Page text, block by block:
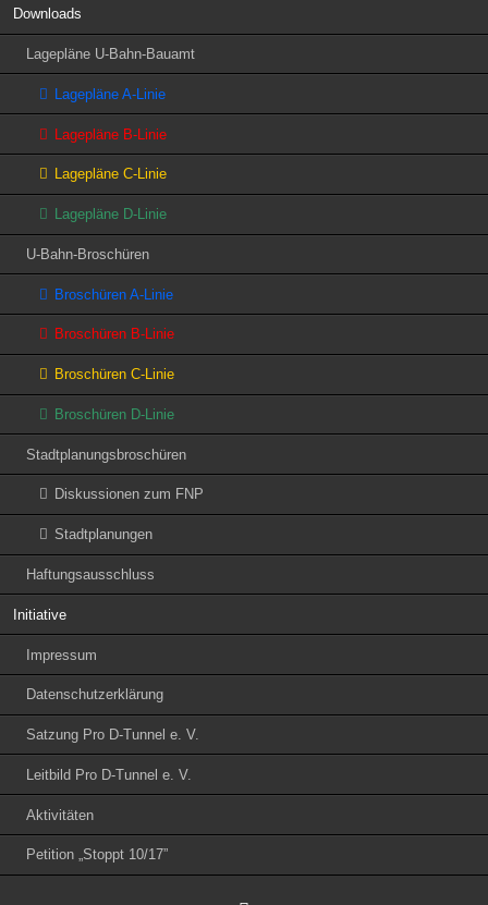
Downloads
Lagepläne U-Bahn-Bauamt
Lagepläne A-Linie
Lagepläne B-Linie
Lagepläne C-Linie
Lagepläne D-Linie
U-Bahn-Broschüren
Broschüren A-Linie
Broschüren B-Linie
Broschüren C-Linie
Broschüren D-Linie
Stadtplanungsbroschüren
Diskussionen zum FNP
Stadtplanungen
Haftungsausschluss
Initiative
Impressum
Datenschutzerklärung
Satzung Pro D-Tunnel e. V.
Leitbild Pro D-Tunnel e. V.
Aktivitäten
Petition „Stoppt 10/17”